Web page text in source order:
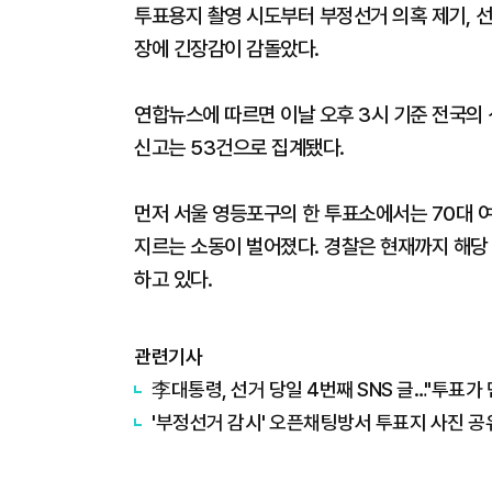
투표용지 촬영 시도부터 부정선거 의혹 제기,
장에 긴장감이 감돌았다.
연합뉴스에 따르면 이날 오후 3시 기준 전국
신고는 53건으로 집계됐다.
먼저 서울 영등포구의 한 투표소에서는 70대
지르는 소동이 벌어졌다. 경찰은 현재까지 해
하고 있다.
관련기사
李대통령, 선거 당일 4번째 SNS 글…"투표가
'부정선거 감시' 오픈채팅방서 투표지 사진